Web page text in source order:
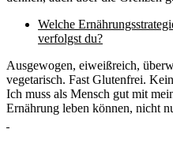
Welche
verfolgst du?
Ausgewogen, eiweißreich,
vegetarisch. Fast Glutenfrei.
Ich muss als Mensch gut mit
Ernährung leben können, nicht